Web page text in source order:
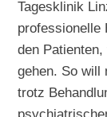
Tagesklinik
professionelle
den
gehen. So will
trotz